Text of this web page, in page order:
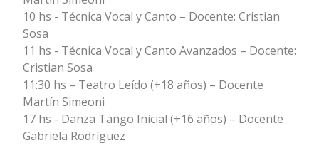
10 hs - Técnica Vocal y Canto – Docente: Cristian
Sosa
11 hs - Técnica Vocal y Canto Avanzados – Docente:
Cristian Sosa
11:30 hs – Teatro Leído (+18 años) – Docente
Martín Simeoni
17 hs - Danza Tango Inicial (+16 años) – Docente
Gabriela Rodríguez